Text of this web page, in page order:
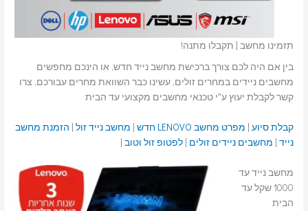
תזמינו מחשב | תקבלו מתנה!
בין אם היה לכם צורך ברכישת מחשב נייד חדש, או הינכם מחפשים
מחשבים ניידים במחרים זולים, עשינו כבר השוואת מחרים עבורכם, צרו
קשר לקבלת יעוץ ע"י טכנאי מחשבים מקצועי עד הבית
קבלת סיוע | מפרט מחשב LENOVO חדש | מחשב נייד זול | הזמנת מחשב
נייד | מחשבים ניידים זולים |לפטופ זול וטוב |
מחשב נייד עד
1000 שקל עד
הבית